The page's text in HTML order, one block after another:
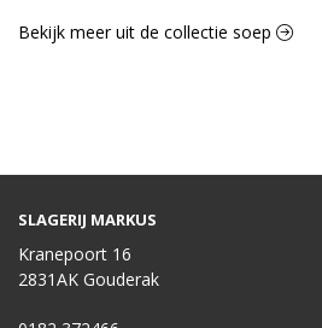
Bekijk meer uit de collectie soep
SLAGERIJ MARKUS
Kranepoort 16
2831AK Gouderak